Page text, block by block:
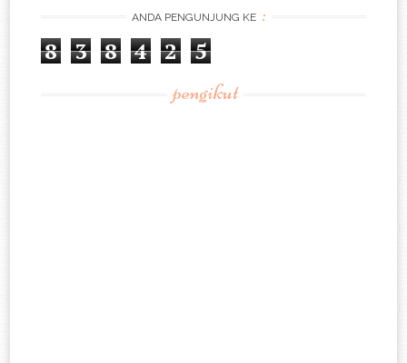
ANDA PENGUNJUNG KE :
8 3 8 4 2 5
pengikut